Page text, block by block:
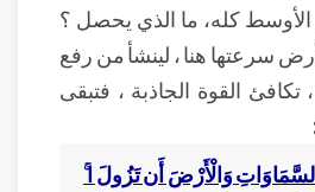
كله، ما الذي يحصل ؟
سرعتها هنا ، لينشأ من رفع
تكافئ القوة الجاذبة ، فتبقى
وَالْأَرْضَ أَن تَزُولَا ۚ